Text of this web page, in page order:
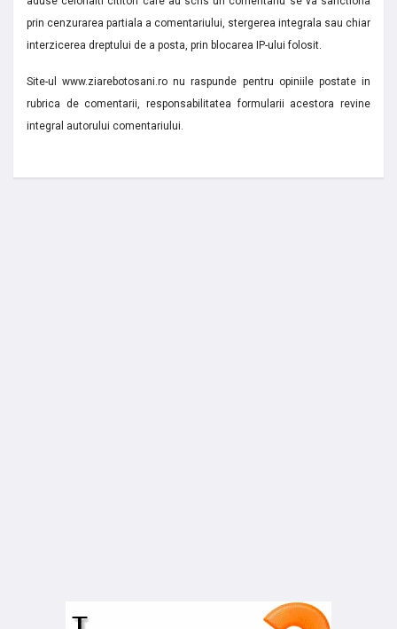
prin cenzurarea partiala a comentariului, stergerea integrala sau chiar
interzicerea dreptului de a posta, prin blocarea IP-ului folosit.
Site-ul www.ziarebotosani.ro nu raspunde pentru opiniile postate in
rubrica de comentarii, responsabilitatea formularii acestora revine
integral autorului comentariului.